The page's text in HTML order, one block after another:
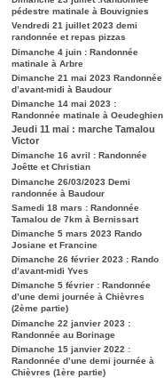
pédestre matinale à Bouvignies
Vendredi 21 juillet 2023 demi
randonnée et repas pizzas
Dimanche 4 juin : Randonnée
matinale à Arbre
Dimanche 21 mai 2023 Randonnée
d’avant-midi à Baudour
Dimanche 14 mai 2023 :
Randonnée matinale à Oeudeghien
Jeudi 11 mai : marche Tamalou
Victor
Dimanche 16 avril : Randonnée
Joêtte et Christian
Dimanche 26/03/2023 Demi
randonnée à Baudour
Samedi 18 mars : Randonnée
Tamalou de 7km à Bernissart
Dimanche 5 mars 2023 Rando
Josiane et Francine
Dimanche 26 février 2023 : Rando
d’avant-midi Yves
Dimanche 5 février : Randonnée
d’une demi journée à Chièvres
(2ème partie)
Dimanche 22 janvier 2023 :
Randonnée au Borinage
Dimanche 15 janvier 2022 :
Randonnée d’une demi journée à
Chièvres (1ère partie)